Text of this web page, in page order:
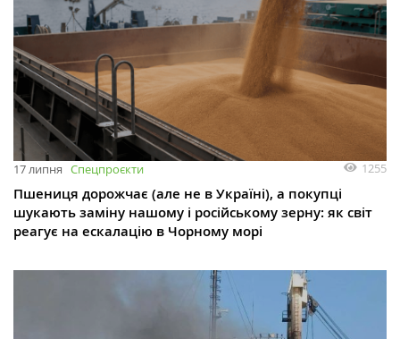
17 липня Спецпроєкти 1255
Пшениця дорожчає (але не в Україні), а покупці
шукають заміну нашому і російському зерну: як світ
реагує на ескалацію в Чорному морі